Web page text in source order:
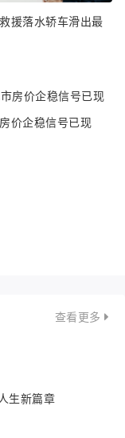
援落水轿车滑出最
价企稳信号已现
查看更多
生新篇章